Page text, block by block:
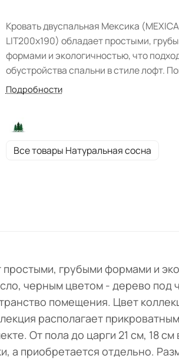
Кровать двуспальная Мексика
LIT200х190) обладает простыми,
формами и экологичностью, что
обустройства спальни в стиле лофт.
древесины: масло, черным цветом -
обыгрывает пространство помещения.
коллекции: "Искусственное старение/
матовый лак". Кровать поставляется в
приобретается отдельно. Размер
места 200Х190 см.
Подробности
Все товары Натуральная сосна
грубыми формами и
черным цветом - дерево
помещения. Цвет
располагает
От пола до царги 21 см, 18
а приобретается отдельно.